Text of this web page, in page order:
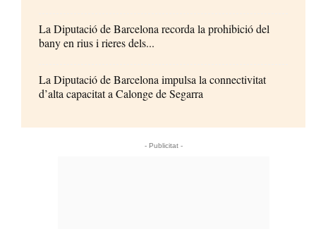
La Diputació de Barcelona recorda la prohibició del
bany en rius i rieres dels...
La Diputació de Barcelona impulsa la connectivitat
d’alta capacitat a Calonge de Segarra
- Publicitat -